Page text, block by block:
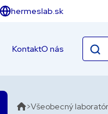
hermeslab.sk
KontaktO nás
Všeobecný